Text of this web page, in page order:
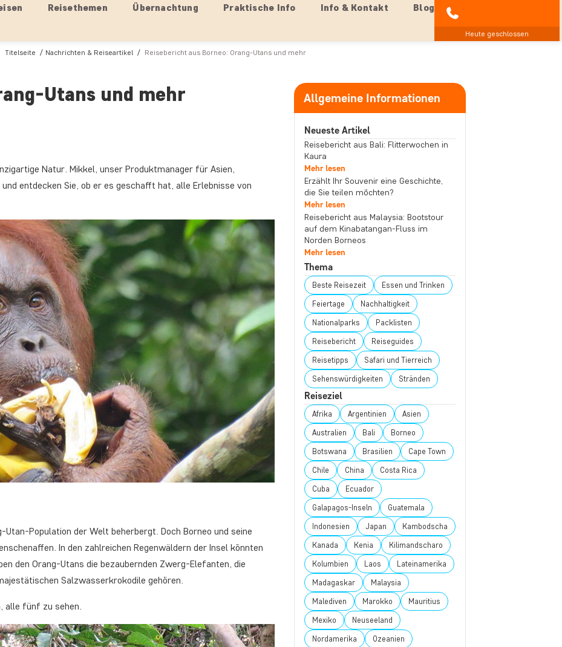
Reisethemen Übernachtung Praktische Info Info & Kontakt Blog
Heute geschlossen
Titelseite Nachrichten & Reiseartikel Reisebericht aus Borneo: Orang-Utans und mehr
Utans und mehr
Natur. Mikkel, unser Produktmanager für Asien,
entdecken Sie, ob er es geschafft hat, alle Erlebnisse von
Population der Welt beherbergt. Doch Borneo und seine
In den zahlreichen Regenwäldern der Insel könnten
den Orang-Utans die bezaubernden Zwerg-Elefanten, die
Salzwasserkrokodile gehören.
alle fünf zu sehen.
Allgemeine Informationen
Neueste Artikel
Reisebericht aus Bali: Flitterwochen in
Kaura
Mehr lesen
Erzählt Ihr Souvenir eine Geschichte,
die Sie teilen möchten?
Mehr lesen
Reisebericht aus Malaysia: Bootstour
auf dem Kinabatangan-Fluss im
Norden Borneos
Mehr lesen
Thema
Beste Reisezeit Essen und Trinken
Feiertage Nachhaltigkeit
Nationalparks Packlisten
Reisebericht Reiseguides
Reisetipps Safari und Tierreich
Sehenswürdigkeiten Stränden
Reiseziel
Afrika Argentinien Asien
Australien Bali Borneo
Botswana Brasilien Cape Town
Chile China Costa Rica
Cuba Ecuador
Galapagos-Inseln Guatemala
Indonesien Japan Kambodscha
Kanada Kenia Kilimandscharo
Kolumbien Laos Lateinamerika
Madagaskar Malaysia
Malediven Marokko Mauritius
Mexiko Neuseeland
Nordamerika Ozeanien